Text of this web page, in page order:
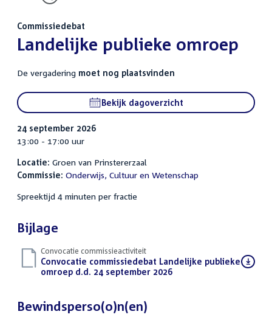
Commissiedebat
:Landelijke publieke omroep
De vergadering moet nog plaatsvinden
Bekijk dagoverzicht
24 september 2026
13:00 - 17:00 uur
Locatie: Groen van Prinstererzaal
Commissie: Onderwijs, Cultuur en Wetenschap
Spreektijd 4 minuten per fractie
Bijlage
Convocatie commissieactiviteit
Download
bestand:
Convocatie commissiedebat Landelijke publieke
omroep d.d. 24 september 2026(PDF)
Bewindsperso(o)n(en)